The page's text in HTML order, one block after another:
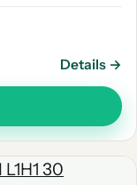
Details →